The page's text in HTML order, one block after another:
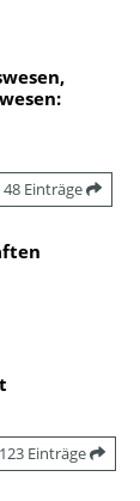
48 Einträge
123 Einträge